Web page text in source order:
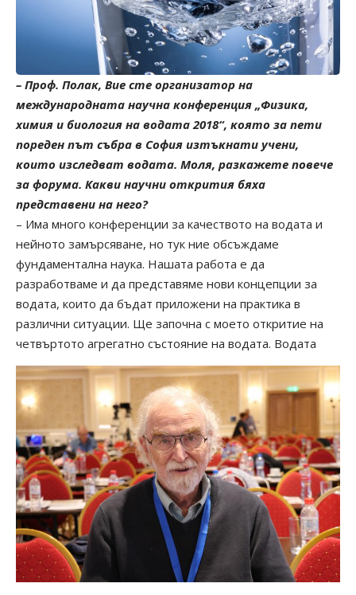
– Проф. Полак, Вие сте организатор на
международната научна конференция „Физика,
химия и биология на водата 2018“, която за пети
пореден път събра в София изтъкнати учени,
които изследват водата. Моля, разкажете повече
за форума. Какви научни открития бяха
представени на него?
– Има много конференции за качеството на водата и
нейното замърсяване, но тук ние обсъждаме
фундаментална наука. Нашата работа е да
разработваме и да представяме нови концепции за
водата, които да бъдат приложени на практика в
различни ситуации. Ще започна с моето откритие на
четвъртото агрегатно състояние на водата. Водата